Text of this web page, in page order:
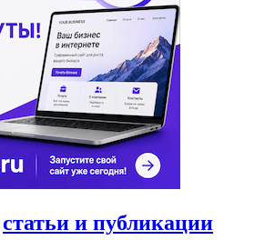
статьи и публикации